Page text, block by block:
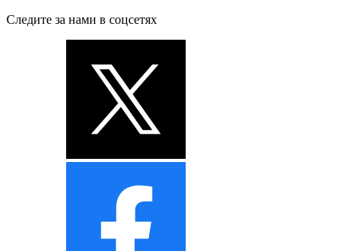
Следите за нами в соцсетях